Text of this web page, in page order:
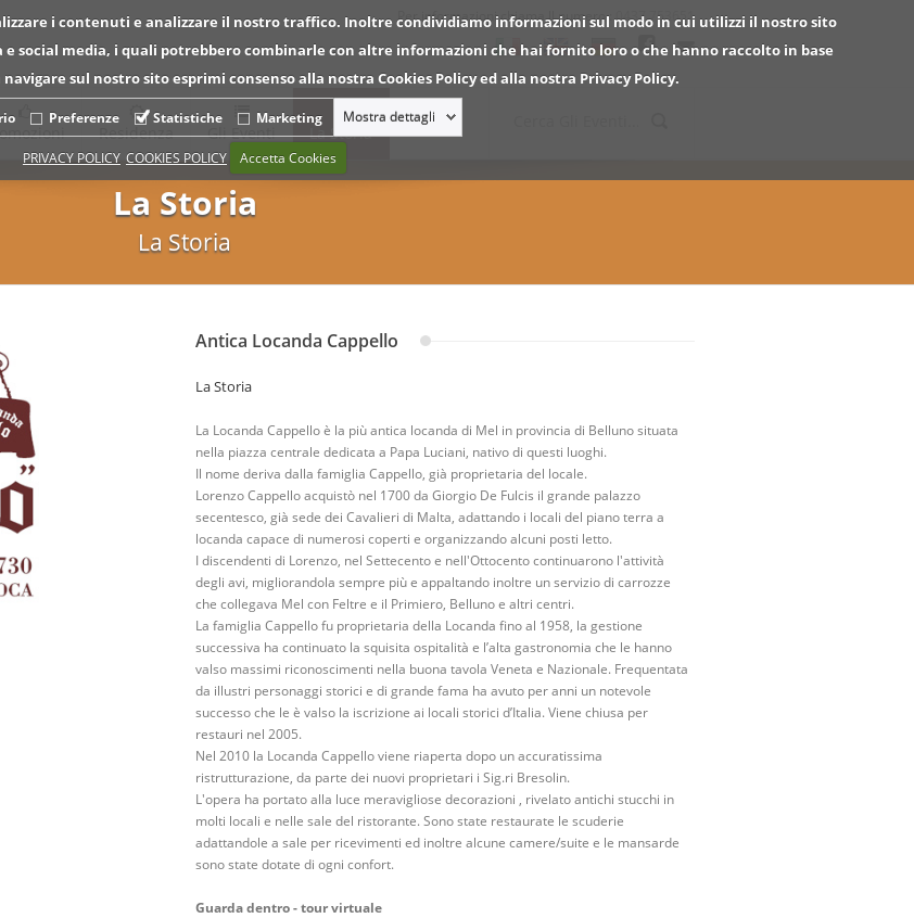
i contenuti e analizzare il nostro traffico. Inoltre condividiamo informazioni sul modo in cui utilizzi il nostro sito
social media, i quali potrebbero combinarle con altre informazioni che hai fornito loro o che hanno raccolto in base
sul nostro sito esprimi consenso alla nostra Cookies Policy ed alla nostra Privacy Policy.
Preferenze Statistiche Marketing Mostra dettagli
PRIVACY POLICY COOKIES POLICY Accetta Cookies
Per informazioni chiama ll numero : 0437.753651
Residenza Gli Eventi La Storia
La Storia
La Storia
Antica Locanda Cappello
La Storia
La Locanda Cappello è la più antica locanda di Mel in provincia di Belluno situata
nella piazza centrale dedicata a Papa Luciani, nativo di questi luoghi.
Il nome deriva dalla famiglia Cappello, già proprietaria del locale.
Lorenzo Cappello acquistò nel 1700 da Giorgio De Fulcis il grande palazzo
secentesco, già sede dei Cavalieri di Malta, adattando i locali del piano terra a
locanda capace di numerosi coperti e organizzando alcuni posti letto.
I discendenti di Lorenzo, nel Settecento e nell'Ottocento continuarono l'attività
degli avi, migliorandola sempre più e appaltando inoltre un servizio di carrozze
che collegava Mel con Feltre e il Primiero, Belluno e altri centri.
La famiglia Cappello fu proprietaria della Locanda fino al 1958, la gestione
successiva ha continuato la squisita ospitalità e l’alta gastronomia che le hanno
valso massimi riconoscimenti nella buona tavola Veneta e Nazionale. Frequentata
da illustri personaggi storici e di grande fama ha avuto per anni un notevole
successo che le è valso la iscrizione ai locali storici d’Italia. Viene chiusa per
restauri nel 2005.
Nel 2010 la Locanda Cappello viene riaperta dopo un accuratissima
ristrutturazione, da parte dei nuovi proprietari i Sig.ri Bresolin.
L'opera ha portato alla luce meravigliose decorazioni , rivelato antichi stucchi in
molti locali e nelle sale del ristorante. Sono state restaurate le scuderie
adattandole a sale per ricevimenti ed inoltre alcune camere/suite e le mansarde
sono state dotate di ogni confort.
Guarda dentro - tour virtuale